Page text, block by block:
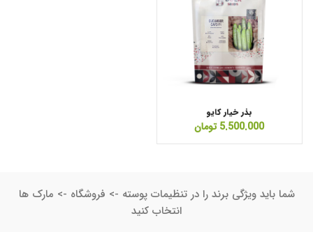
بذر خیار کایو
5.500.000 تومان
شما باید ویژگی برند را در تنظیمات پوسته -> فروشگاه -> مارک ها
انتخاب کنید